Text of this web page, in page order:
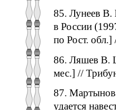
85. Лунеев В.
в России
по Рост.
86. Ляшев В.
мес.] //
87.
удается